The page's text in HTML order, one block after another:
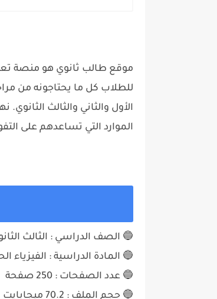
موقع طالب ثانوي هو منصة
للطلاب كل ما يحتاجونه من
الأول والثاني والثالث
الموارد التي تساعدهم على
🔵 الصف الدراسي : الثالث
🔵 المادة الدراسية : الفيزياء
🔵 عدد الصفحات : 250
صفحة
🔵 حجم الملف : 70.2 ميجابايت